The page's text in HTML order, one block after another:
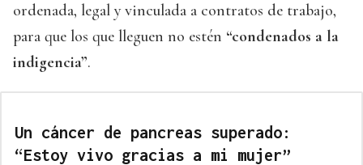
ordenada, legal y vinculada a contratos de trabajo,
para que los que lleguen no estén “condenados a la
indigencia”.
Un cáncer de pancreas superado:
“Estoy vivo gracias a mi mujer”